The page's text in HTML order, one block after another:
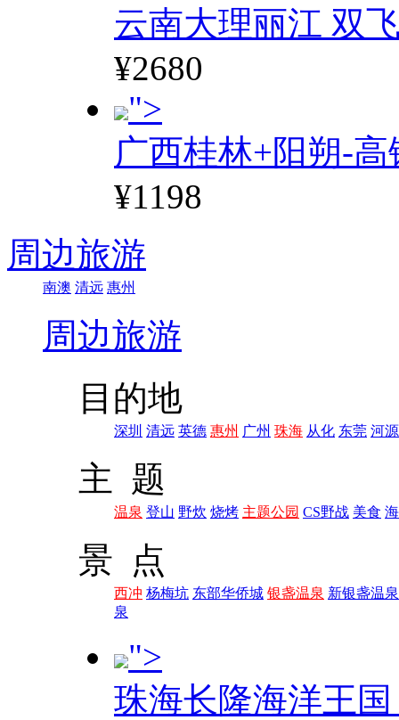
云南大理丽江 双
¥2680
">
广西桂林+阳朔-高
¥1198
周边旅游
南澳 清远 惠州
周边旅游
目的地
深圳 清远 英德 惠州 广州 珠海 从化 东莞 河源
主 题
温泉 登山 野炊 烧烤 主题公园 CS野战 美食
景 点
西冲 杨梅坑 东部华侨城 银盏温泉 新银盏温泉
泉
">
珠海长隆海洋王